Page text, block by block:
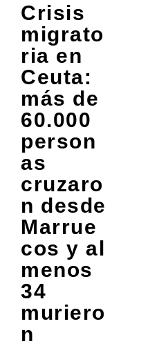
Crisis
migrato
ria en
Ceuta:
más de
60.000
person
as
cruzaro
n desde
Marrue
cos y al
menos
34
muriero
n